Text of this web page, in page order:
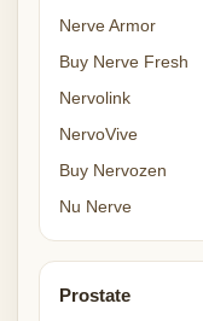
Nerve Armor
Buy Nerve Fresh
Nervolink
NervoVive
Buy Nervozen
Nu Nerve
Prostate